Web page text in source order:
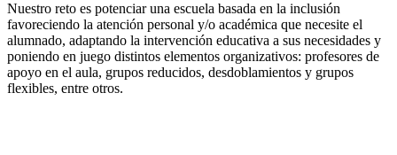
Nuestro reto es potenciar una escuela basada en la inclusión
favoreciendo la atención personal y/o académica que necesite el
alumnado, adaptando la intervención educativa a sus necesidades y
poniendo en juego distintos elementos organizativos: profesores de
apoyo en el aula, grupos reducidos, desdoblamientos y grupos
flexibles, entre otros.